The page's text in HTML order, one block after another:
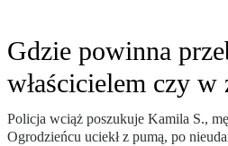
Gdzie powinna
właścicielem czy w
Policja wciąż poszukuje Kamila S.,
Ogrodzieńcu uciekł z pumą, po